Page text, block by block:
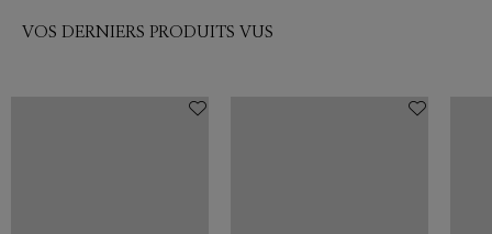
VOS DERNIERS PRODUITS VUS